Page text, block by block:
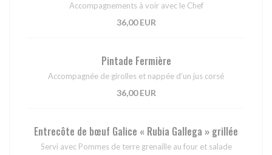
Accompagnements à voir avec le Chef
36,00 EUR
Pintade Fermière
Accompagnée de girolles et nappée d’un jus corsé
36,00 EUR
Entrecôte de bœuf Galice « Rubia Gallega » grillée
Servi avec Pommes de terre grenaille au four et salade